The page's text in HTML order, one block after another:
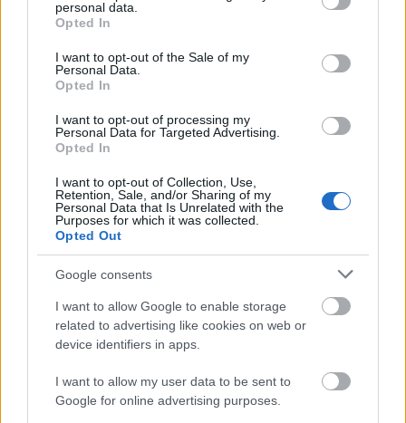
grant or deny consent to Google and its third-party tags to
use your data for below specified purposes in below Google
consent section.
personal data.
Opted In
I want to opt-out of the Sale of my
Personal Data.
Opted In
I want to opt-out of processing my
Personal Data for Targeted Advertising.
Opted In
I want to opt-out of Collection, Use,
Retention, Sale, and/or Sharing of my
Personal Data that Is Unrelated with the
Purposes for which it was collected.
Opted Out
Google consents
I want to allow Google to enable storage
related to advertising like cookies on web or
device identifiers in apps.
I want to allow my user data to be sent to
Google for online advertising purposes.
ACircular
szaxofonos-szerző utóbbi évekbeli
személyes élményeit és érzéseit
Bacsó-szerzeményekből álló anyagának
különféle – kortárs jazz, klasszikus illetve
körforgását reprezentáló koherens mű
született nagyzenekari tolmácsolásban.
Játékosság és fájdalom, örök gyermeki
lelkület egy érett felnőtt érzéseibe ágyazva,
életöröm és elmélyültség harmonikus